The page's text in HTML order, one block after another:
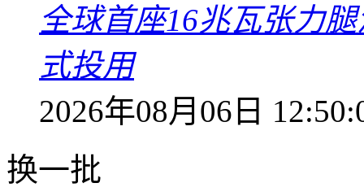
全球首座16兆瓦张力
式投用
2026年08月06日
换一批